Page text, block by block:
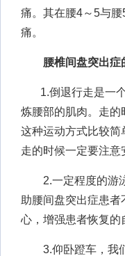
痛。其在腰4～5与
痛。
腰椎间盘突出症
1.倒退行走是一个
炼腰部的肌肉。走的
这种运动方式比较简
走的时候一定要注意
2.一定程度的游泳
助腰间盘突出症患
心，增强患者恢复的
3.仰卧蹬车，我们